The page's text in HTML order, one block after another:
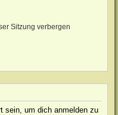
Sitzung verbergen
sein, um dich anmelden zu